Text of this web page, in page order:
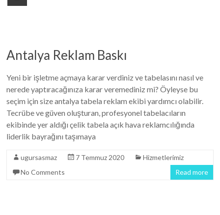
Reklam Baskı| Antalya Tabela
Antalya Reklam Baskı
Yeni bir işletme açmaya karar verdiniz ve tabelasını nasıl ve
nerede yaptıracağınıza karar veremediniz mi? Öyleyse bu
seçim için size antalya tabela reklam ekibi yardımcı olabilir.
Tecrübe ve güven oluşturan, profesyonel tabelacıların
ekibinde yer aldığı çelik tabela açık hava reklamcılığında
liderlik bayrağını taşımaya
ugursasmaz 7 Temmuz 2020
Hizmetlerimiz
No Comments
Read more